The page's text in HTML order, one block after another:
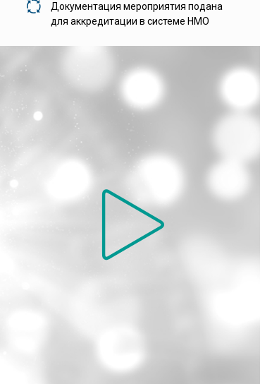
Документация мероприятия подана
для аккредитации в системе НМО